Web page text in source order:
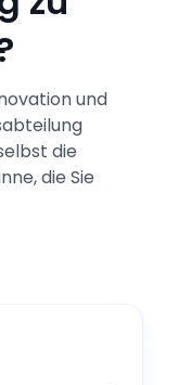
und
die
die Sie